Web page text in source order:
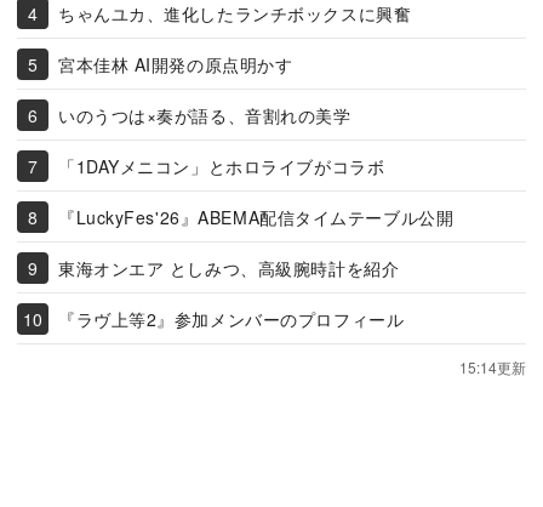
ちゃんユカ、進化したランチボックスに興奮
宮本佳林 AI開発の原点明かす
いのうつは×奏が語る、音割れの美学
「1DAYメニコン」とホロライブがコラボ
『LuckyFes'26』ABEMA配信タイムテーブル公開
東海オンエア としみつ、高級腕時計を紹介
『ラヴ上等2』参加メンバーのプロフィール
15:14更新